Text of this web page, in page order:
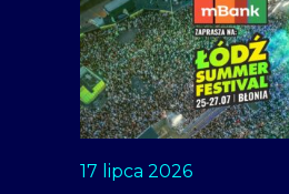
17 lipca 2026